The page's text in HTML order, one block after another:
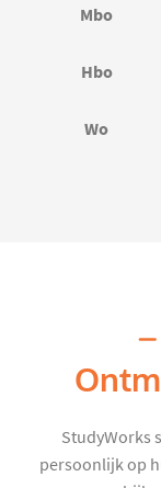
Mbo
Hbo
Wo
StudyWorks
persoonlijk op